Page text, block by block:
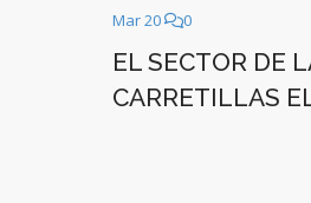
Mar 20 0
EL SECTOR DE
CARRETILLAS